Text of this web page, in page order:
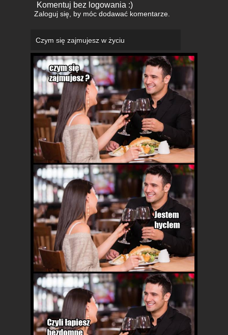
Komentuj bez logowania :)
Zaloguj się, by móc dodawać komentarze.
Czym się zajmujesz w życiu